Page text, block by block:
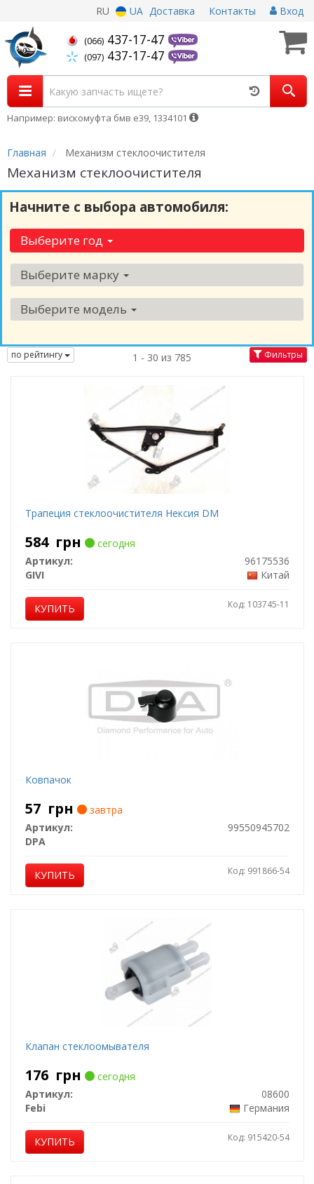
RU UA Доставка Контакты Вход
(066) 437-17-47
(097) 437-17-47
Например: вискомуфта бмв е39, 1334101
Главная Механизм стеклоочистителя
Механизм стеклоочистителя
Начните с выбора автомобиля:
Выберите год
Выберите марку
Выберите модель
по рейтингу 1 - 30 из 785 Фильтры
Трапеция стеклоочистителя Нексия DM
584 грн
сегодня
Артикул:
96175536
GIVI
Китай
КУПИТЬ Код: 103745-11
Ковпачок
57 грн
завтра
Артикул:
99550945702
DPA
КУПИТЬ Код: 991866-54
Клапан стеклоомывателя
176 грн
сегодня
Артикул:
08600
Febi
Германия
КУПИТЬ Код: 915420-54